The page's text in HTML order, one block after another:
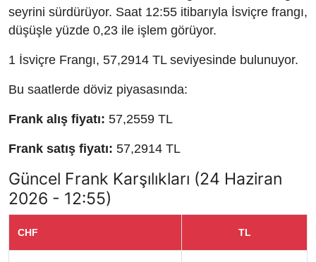
seyrini sürdürüyor. Saat 12:55 itibarıyla İsviçre frangı,
düşüşle yüzde 0,23 ile işlem görüyor.
1 İsviçre Frangı, 57,2914 TL seviyesinde bulunuyor.
Bu saatlerde döviz piyasasında:
Frank alış fiyatı: 57,2559 TL
Frank satış fiyatı: 57,2914 TL
Güncel Frank Karşılıkları (24 Haziran
2026 - 12:55)
CHF TL